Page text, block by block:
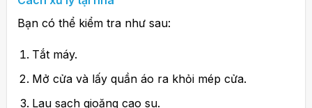
Bạn có thể kiểm tra như sau:
Tắt máy.
Mở cửa và lấy quần áo ra khỏi mép cửa.
Lau sạch gioăng cao su.